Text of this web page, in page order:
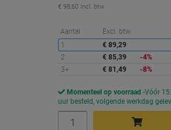
€ 98,60 Incl. btw
Aantal Excl. btw
1
€ 89,29
2
€ 85,39
-4%
3+
€ 81,49 -8%
Momenteel op voorraad Vóór
uur besteld, volgende werkdag